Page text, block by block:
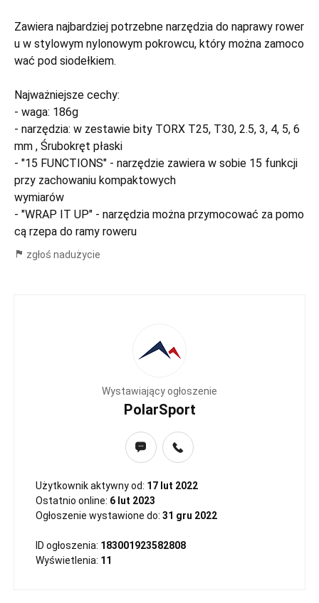
Zawiera najbardziej potrzebne narzędzia do naprawy rower
u w stylowym nylonowym pokrowcu, który można zamoco
wać pod siodełkiem.
Najważniejsze cechy:
- waga: 186g
- narzędzia: w zestawie bity TORX T25, T30, 2.5, 3, 4, 5, 6
mm , Śrubokręt płaski
- "15 FUNCTIONS" - narzędzie zawiera w sobie 15 funkcji
przy zachowaniu kompaktowych
wymiarów
- "WRAP IT UP" - narzędzia można przymocować za pomo
cą rzepa do ramy roweru
zgłoś nadużycie
Wystawiający ogłoszenie
PolarSport
Użytkownik aktywny od: 17 lut 2022
Ostatnio online: 6 lut 2023
Ogłoszenie wystawione do: 31 gru 2022
ID ogłoszenia: 183001923582808
Wyświetlenia: 11